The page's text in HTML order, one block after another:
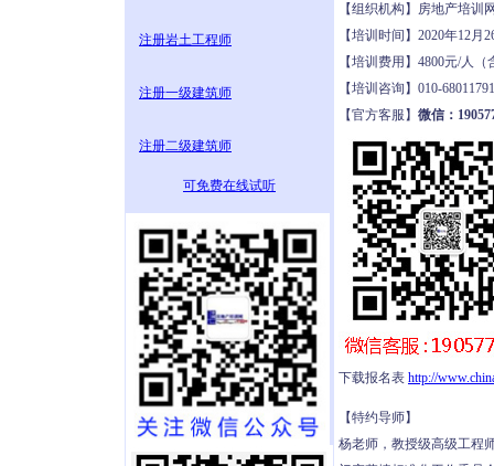
注册岩土工程师
注册一级建筑师
注册二级建筑师
可免费在线试听
【组织机构】房地产培
【培训时间】2020年12
【培训费用】4800元/人
【培训咨询】010-
【官方客服】 微信：
下载报名表 http://
【特约导师】
杨老师，教授级高级工程